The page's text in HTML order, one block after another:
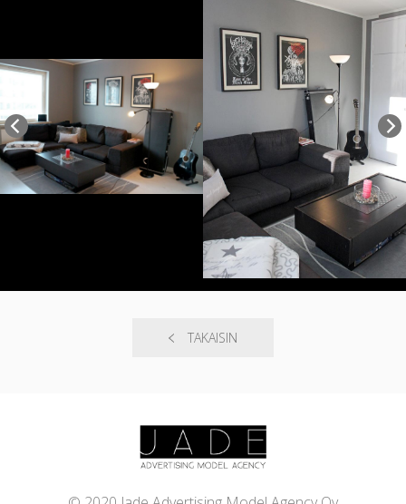
TAKAISIN